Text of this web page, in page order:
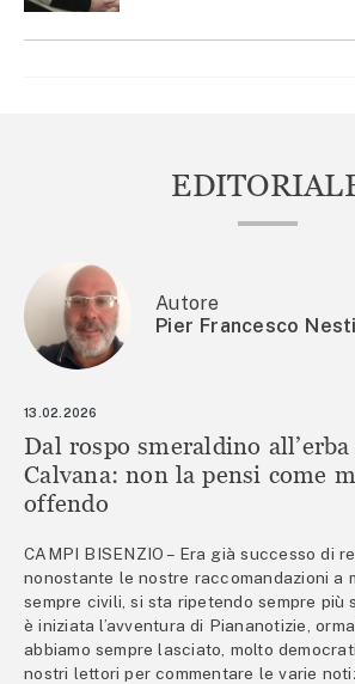
Autore
Pier Francesco Nesti
13.02.2026
Dal rospo smeraldino
Calvana: non la pensi come
offendo
CAMPI BISENZIO – Era già successo di
nonostante le nostre raccomandazioni a
sempre civili, si sta ripetendo sempre più
è iniziata l’avventura di Piananotizie,
abbiamo sempre lasciato, molto
nostri lettori per commentare le varie